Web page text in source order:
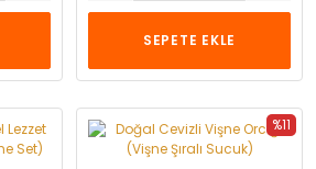
SEPETE EKLE
%11